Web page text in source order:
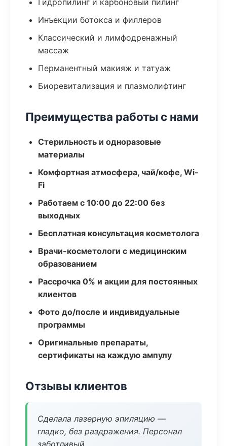
Гидропилинг и карбоновый пилинг
Инъекции ботокса и филлеров
Классический и лимфодренажный
массаж
Перманентный макияж и татуаж
Биоревитализация и плазмолифтинг
Преимущества работы с нами
Стерильность и одноразовые
материалы
Комфортная атмосфера, чай/кофе, Wi-
Fi
Работаем с 10:00 до 22:00 без
выходных
Бесплатная консультация косметолога
Врачи-косметологи с медицинским
образованием
Рассрочка 0% и акции для постоянных
клиентов
Фото до/после и индивидуальные
программы
Оригинальные препараты,
сертификаты на каждую ампулу
Отзывы клиентов
Сделала лазерную эпиляцию —
гладко, без раздражения. Персонал
заботливый.